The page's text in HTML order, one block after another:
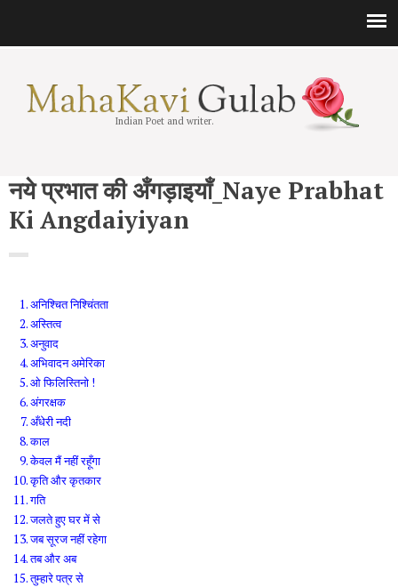
Indian Poet and writer.
नये प्रभात की अँगड़ाइयाँ_Naye Prabhat
Ki Angdaiyiyan
अनिश्चित निश्चिंतता
अस्तित्व
अनुवाद
अभिवादन अमेरिका
ओ फिलिस्तिनो !
अंगरक्षक
अँधेरी नदी
काल
केवल मैं नहीं रहूँगा
कृति और कृतकार
गति
जलते हुए घर में से
जब सूरज नहीं रहेगा
तब और अब
तुम्हारे पत्र से